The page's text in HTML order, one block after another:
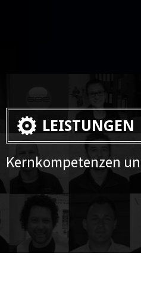
LEISTUNGEN
Kernkompetenzen